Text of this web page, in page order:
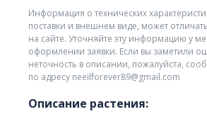
Информация о технических
поставки и внешнем виде, может
на сайте. Уточняйте эту информацию у
оформлении заявки. Если вы заметили
неточность в описании, пожалуйста,
по адресу neeilforever89@gmail.com
Описание растения: